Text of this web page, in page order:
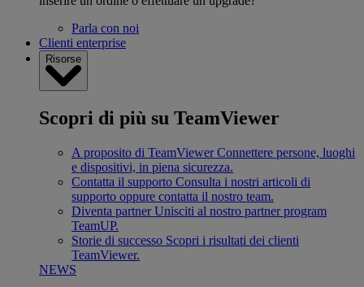
Parla con noi
Clienti enterprise
Risorse
Scopri di più su TeamViewer
A proposito di TeamViewer Connettere persone, luoghi
e dispositivi, in piena sicurezza.
Contatta il supporto Consulta i nostri articoli di
supporto oppure contatta il nostro team.
Diventa partner Unisciti al nostro partner program
TeamUP.
Storie di successo Scopri i risultati dei clienti
TeamViewer.
NEWS